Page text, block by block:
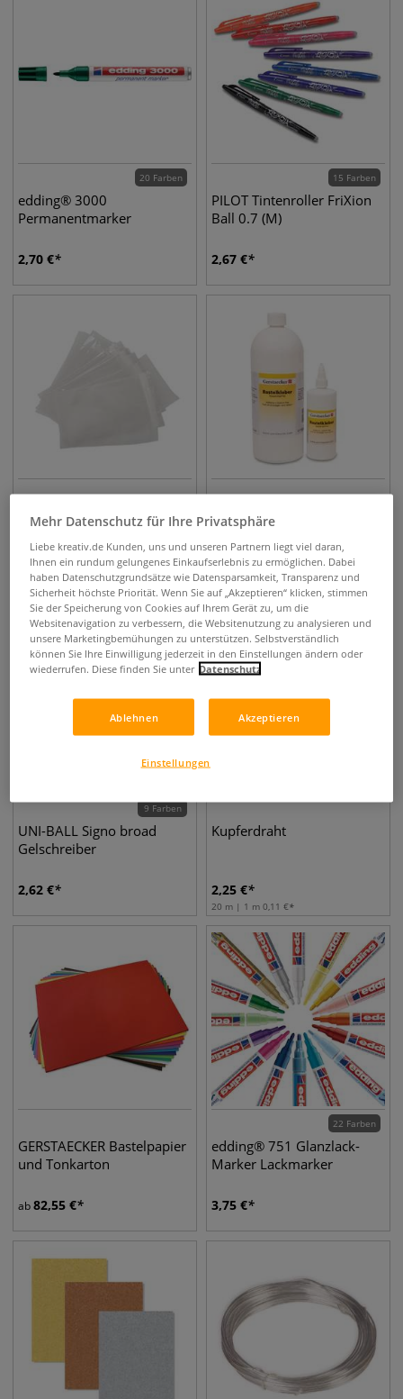
20 Farben
edding® 3000
Permanentmarker
2,70 €
15 Farben
PILOT Tintenroller FriXion
Ball 0.7 (M)
2,67 €
Schutzhüllen für
2,65 €
GERSTAECKER Bastelkleber
ab3,50€
0,20 l | 1 l 17,50€
9 Farben
UNI-BALL Signo broad
Gelschreiber
2,62 €
Kupferdraht
2,25 €
20 m | 1 m 0,11 €
GERSTAECKER Bastelpapier
und Tonkarton
ab82,55 €
22 Farben
edding® 751 Glanzlack-
Marker Lackmarker
3,75 €
Mehr Datenschutz für Ihre Privatsphäre
Liebe kreativ.de Kunden, uns und unseren Partnern liegt viel daran,
Ihnen ein rundum gelungenes Einkaufserlebnis zu ermöglichen. Dabei
haben Datenschutzgrundsätze wie Datensparsamkeit, Transparenz und
Sicherheit höchste Priorität. Wenn Sie auf „Akzeptieren“ klicken, stimmen
Sie der Speicherung von Cookies auf Ihrem Gerät zu, um die
Websitenavigation zu verbessern, die Websitenutzung zu analysieren und
unsere Marketingbemühungen zu unterstützen. Selbstverständlich
können Sie Ihre Einwilligung jederzeit in den Einstellungen ändern oder
wiederrufen. Diese finden Sie unter Datenschutz
Ablehnen Akzeptieren
Einstellungen